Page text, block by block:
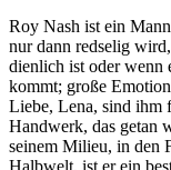
Roy Nash ist ein
nur dann redselig
dienlich ist oder wenn
kommt; große
Liebe, Lena, sind ihm
Handwerk, das getan
seinem Milieu, in den
Halbwelt, ist er ein